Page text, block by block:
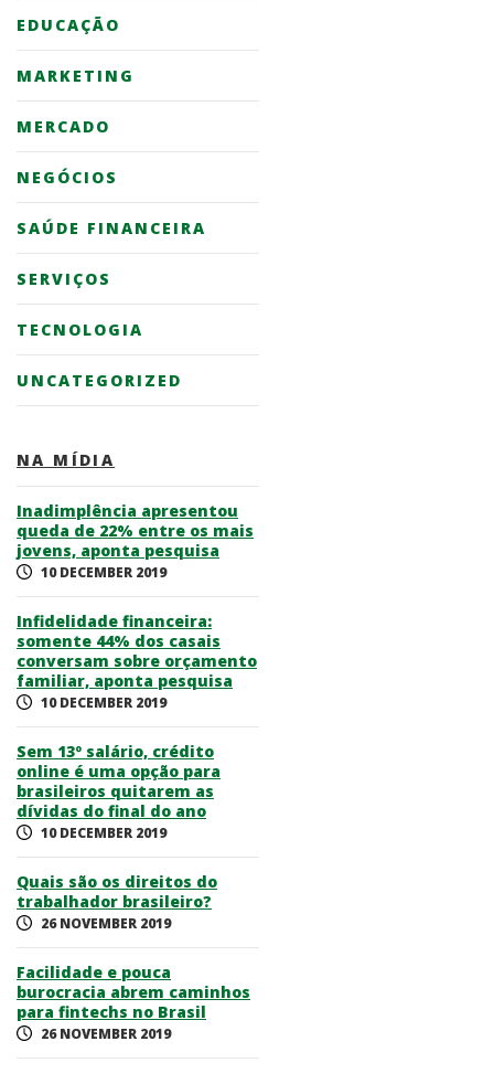
EDUCAÇÃO
MARKETING
MERCADO
NEGÓCIOS
SAÚDE FINANCEIRA
SERVIÇOS
TECNOLOGIA
UNCATEGORIZED
NA MÍDIA
Inadimplência apresentou
queda de 22% entre os mais
jovens, aponta pesquisa
10 DECEMBER 2019
Infidelidade financeira:
somente 44% dos casais
conversam sobre orçamento
familiar, aponta pesquisa
10 DECEMBER 2019
Sem 13º salário, crédito
online é uma opção para
brasileiros quitarem as
dívidas do final do ano
10 DECEMBER 2019
Quais são os direitos do
trabalhador brasileiro?
26 NOVEMBER 2019
Facilidade e pouca
burocracia abrem caminhos
para fintechs no Brasil
26 NOVEMBER 2019